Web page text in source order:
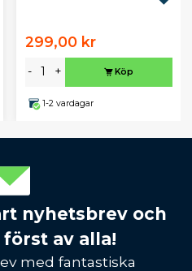
299,00 kr
- + Köp
1-2 vardagar
nyhetsbrev och
av alla!
med fantastiska